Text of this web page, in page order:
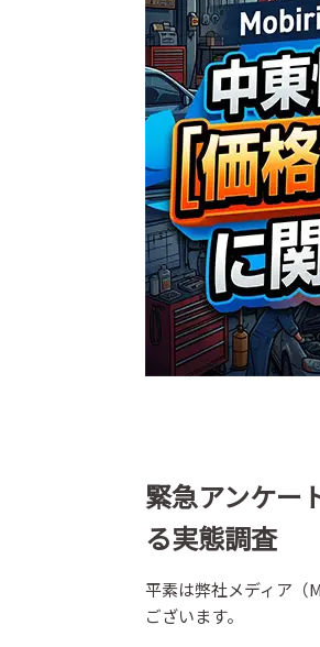
緊急アンケー
る実態調査
平素は弊社メディア（
ございます。